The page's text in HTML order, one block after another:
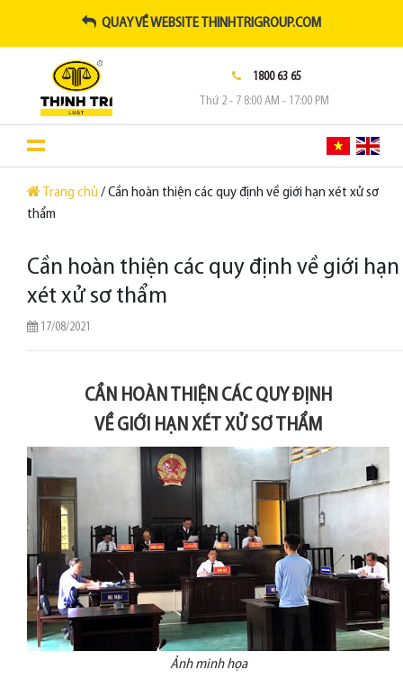
QUAY VỀ WEBSITE THINHTRIGROUP.COM
1800 63 65
Thứ 2 - 7 8:00 AM - 17:00 PM
Trang chủ / Cần hoàn thiện các quy định về giới hạn xét xử sơ
thẩm
Cần hoàn thiện các quy định về giới hạn
xét xử sơ thẩm
17/08/2021
CẦN HOÀN THIỆN CÁC QUY ĐỊNH
VỀ GIỚI HẠN XÉT XỬ SƠ THẨM
Ảnh minh họa